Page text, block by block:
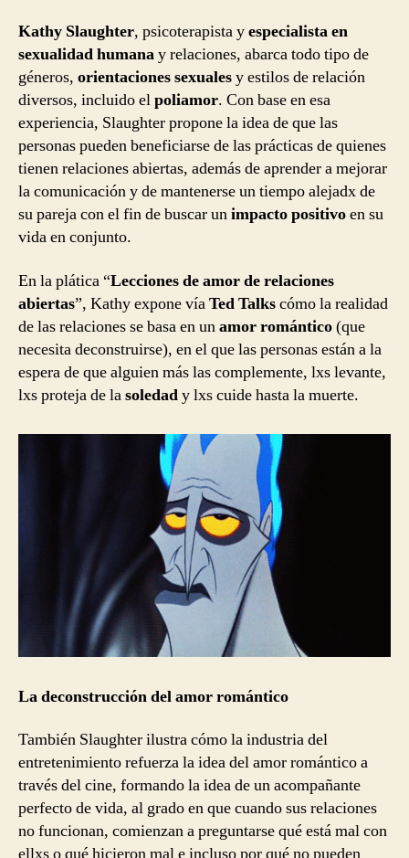
Kathy Slaughter, psicoterapista yespecialista en
sexualidad humanay relaciones, abarca todo tipo de
géneros, orientaciones sexualesy estilos de relación
diversos, incluido elpoliamor. Con base en esa
experiencia, Slaughter propone la idea de que las
personas pueden beneficiarse de las prácticas de quienes
tienen relaciones abiertas, además de aprender a mejorar
la comunicación y de mantenerse un tiempo alejadx de
su pareja con el fin de buscar unimpacto positivoen su
vida en conjunto.
En la plática “Lecciones de amor de relaciones
abiertas”, Kathy expone víaTed Talkscómo la realidad
de las relaciones se basa en unamor romántico(que
necesita deconstruirse), en el que las personas están a la
espera de que alguien más las complemente, lxs levante,
lxs proteja de lasoledady lxs cuide hasta la muerte.
La deconstrucción del amor romántico
También Slaughter ilustra cómo la industria del
entretenimiento refuerza la idea del amor romántico a
través del cine, formando la idea de un acompañante
perfecto de vida, al grado en que cuando sus relaciones
no funcionan, comienzan a preguntarse qué está mal con